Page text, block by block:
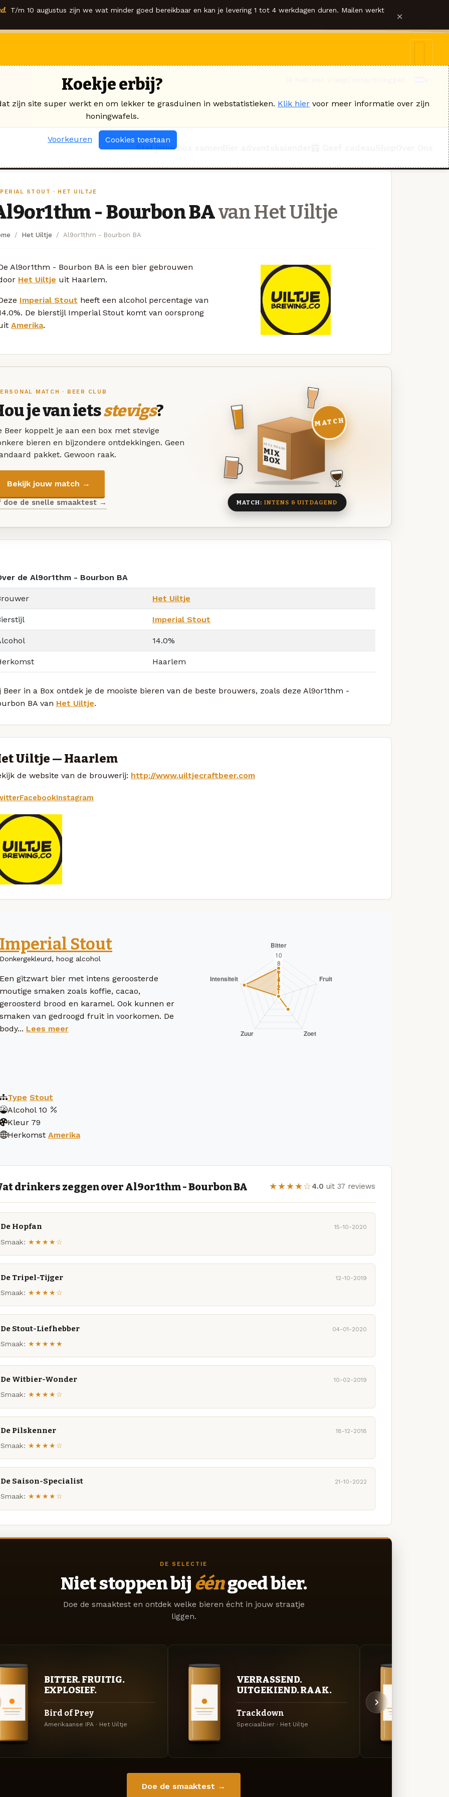
T/m 10 augustus zijn we wat minder goed bereikbaar en kan je levering 1 tot 4 werkdagen duren. Mailen werkt ×
Stel jouw box samen
STOUT · HET UILTJE
- Bourbon BAvan Het Uiltje
Het Uiltje Al9or1thm - Bourbon BA
Al9or1thm - Bourbon BA is een bier gebrouwen
Het Uiltje uit Haarlem.
Imperial Stout heeft een alcohol percentage van
De bierstijl Imperial Stout komt van oorsprong
Amerika.
MATCH · BEER CLUB
je van ietsstevigs?
Beer koppelt je aan een box met stevige
bieren en bijzondere ontdekkingen. Geen
pakket. Gewoon raak.
Bekijk jouw match →
doe de snelle smaaktest →
DEZE MAAND
MIX
BOX
8 BIEREN
MATCH
MATCH: INTENS & UITDAGEND
de Al9or1thm - Bourbon BA
Het Uiltje
Imperial Stout
14.0%
Haarlem
Beer in a Box ontdek je de mooiste bieren van de beste brouwers, zoals deze Al9or1thm -
BA van Het Uiltje.
Uiltje — Haarlem
de website van de brouwerij: http://www.uiltjecraftbeer.com
FacebookInstagram
Imperial Stout
Donkergekleurd, hoog alcohol
Een gitzwart bier met intens geroosterde
moutige smaken zoals koffie, cacao,
geroosterd brood en karamel. Ook kunnen er
smaken van gedroogd fruit in voorkomen. De
body... Lees meer
Type Stout
Alcohol 10
Kleur 79
Herkomst Amerika
drinkers zeggen over Al9or1thm - Bourbon BA ★★★★☆4.0 uit 37 reviews
De Hopfan 15-10-2020
Smaak: ★★★★☆
De Tripel-Tijger 12-10-2019
Smaak: ★★★★☆
De Stout-Liefhebber 04-01-2020
Smaak: ★★★★★
De Witbier-Wonder 10-02-2019
Smaak: ★★★★☆
De Pilskenner 18-12-2018
Smaak: ★★★★☆
De Saison-Specialist 21-10-2022
Smaak: ★★★★☆
DE SELECTIE
Niet stoppen bij ééngoed bier.
Doe de smaaktest en ontdek welke bieren écht in jouw straatje
liggen.
BITTER. FRUITIG.
EXPLOSIEF.
Bird of Prey
Amerikaanse IPA · Het Uiltje
VERRASSEND.
UITGEKIEND. RAAK.
Trackdown
Speciaalbier · Het Uiltje
Doe de smaaktest →
Koekje erbij?
zijn site super werkt en om lekker te grasduinen in webstatistieken. Klik hier voor meer informatie over zijn
honingwafels.
Voorkeuren Cookies toestaan